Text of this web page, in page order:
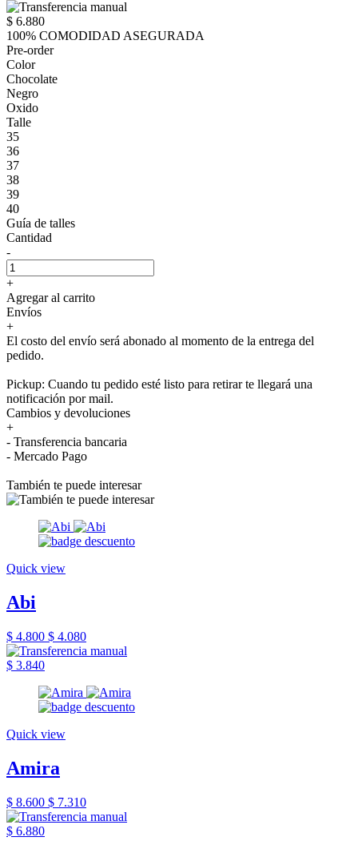
$ 6.880
100% COMODIDAD ASEGURADA
Pre-order
Color
Chocolate
Negro
Oxido
Talle
35
36
37
38
39
40
Guía de talles
Cantidad
-
+
Agregar al carrito
Envíos
+
El costo del envío será abonado al momento de la entrega del
pedido.
Pickup: Cuando tu pedido esté listo para retirar te llegará una
notificación por mail.
Cambios y devoluciones
+
- Transferencia bancaria
- Mercado Pago
También te puede interesar
Quick view
Abi
$ 4.800 $ 4.080
$ 3.840
Quick view
Amira
$ 8.600 $ 7.310
$ 6.880